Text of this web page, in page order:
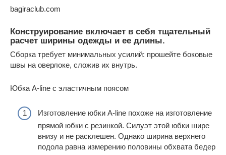
bagiraclub.com
Конструирование включает в себя тщательный
расчет ширины одежды и ее длины.
Сборка требует минимальных усилий: прошейте боковые
швы на оверлоке, сложив их внутрь.
Юбка A-line с эластичным поясом
Изготовление юбки A-line похоже на изготовление
прямой юбки с резинкой. Силуэт этой юбки шире
внизу и не расклешен. Однако ширина верхнего
подола равна измерению половины обхвата бедер